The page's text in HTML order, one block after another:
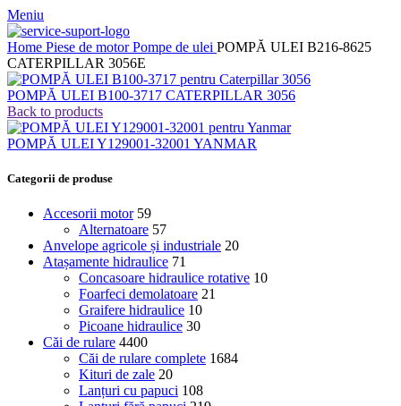
Meniu
Home Piese de motorPompe de ulei POMPĂ ULEI B216-8625
CATERPILLAR 3056E
POMPĂ ULEI B100-3717 CATERPILLAR 3056
Back to products
POMPĂ ULEI Y129001-32001 YANMAR
Categorii de produse
Accesorii motor 59
Alternatoare 57
Anvelope agricole și industriale 20
Atașamente hidraulice 71
Concasoare hidraulice rotative 10
Foarfeci demolatoare 21
Graifere hidraulice 10
Picoane hidraulice 30
Căi de rulare 4400
Căi de rulare complete 1684
Kituri de zale 20
Lanțuri cu papuci 108